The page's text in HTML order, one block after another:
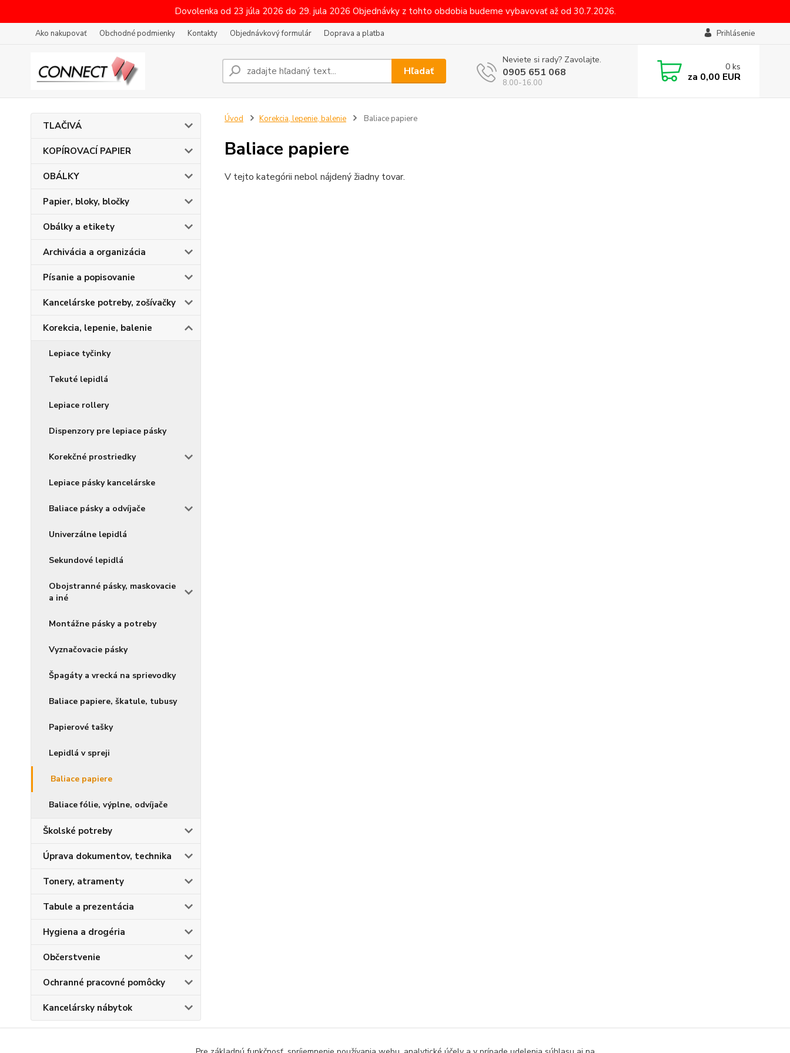
Dovolenka od 23 júla 2026 do 29. jula 2026 Objednávky z tohto obdobia budeme vybavovať až od 30.7.2026.
Ako nakupovať Obchodné podmienky Kontakty Objednávkový formulár Doprava a platba Prihlásenie
Hľadať
Neviete si rady? Zavolajte.
0905 651 068
8.00-16.00
0 ks
za 0,00 EUR
TLAČIVÁ
KOPÍROVACÍ PAPIER
OBÁLKY
Papier, bloky, bločky
Obálky a etikety
Archivácia a organizácia
Písanie a popisovanie
Kancelárske potreby, zošívačky
Korekcia, lepenie, balenie
Lepiace tyčinky
Tekuté lepidlá
Lepiace rollery
Dispenzory pre lepiace pásky
Korekčné prostriedky
Lepiace pásky kancelárske
Baliace pásky a odvíjače
Univerzálne lepidlá
Sekundové lepidlá
Obojstranné pásky, maskovacie
a iné
Montážne pásky a potreby
Vyznačovacie pásky
Špagáty a vrecká na sprievodky
Baliace papiere, škatule, tubusy
Papierové tašky
Lepidlá v spreji
Baliace papiere
Baliace fólie, výplne, odvíjače
Školské potreby
Úprava dokumentov, technika
Tonery, atramenty
Tabule a prezentácia
Hygiena a drogéria
Občerstvenie
Ochranné pracovné pomôcky
Kancelársky nábytok
Úvod Korekcia, lepenie, balenie Baliace papiere
Baliace papiere
V tejto kategórii nebol nájdený žiadny tovar.